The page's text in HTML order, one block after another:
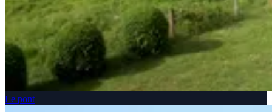
Le pont